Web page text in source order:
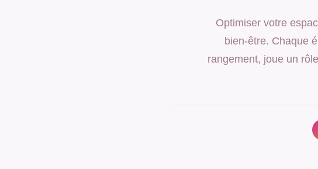
Optimiser votre
bien-être. Chaque
rangement, joue un